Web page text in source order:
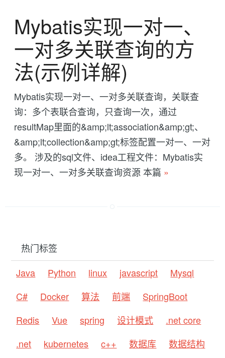
Mybatis实现一对一、
一对多关联查询的方
法(示例详解)
Mybatis实现一对一、一对多关联查询，关联查
询：多个表联合查询，只查询一次，通过
resultMap里面的&amp;lt;association&amp;gt;、
&amp;lt;collection&amp;gt;标签配置一对一、一对
多。 涉及的sql文件、idea工程文件：Mybatis实
现一对一、一对多关联查询资源 本篇 »
热门标签
Java
Python linux javascript
Mysql
C#
Docker 算法 前端
SpringBoot
Redis
Vue spring 设计模式
.net core
.net
kubernetes c++ 数据库 数据结构